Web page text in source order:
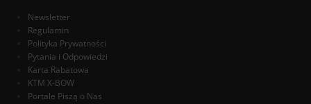
Newsletter
Regulamin
Polityka Prywatności
Pytania i Odpowiedzi
Karta Rabatowa
KTM X-BOW
Portale Piszą o Nas